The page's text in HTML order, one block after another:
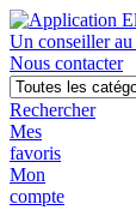
Un conseiller au
Nous contacter
Rechercher
Mes
favoris
Mon
compte